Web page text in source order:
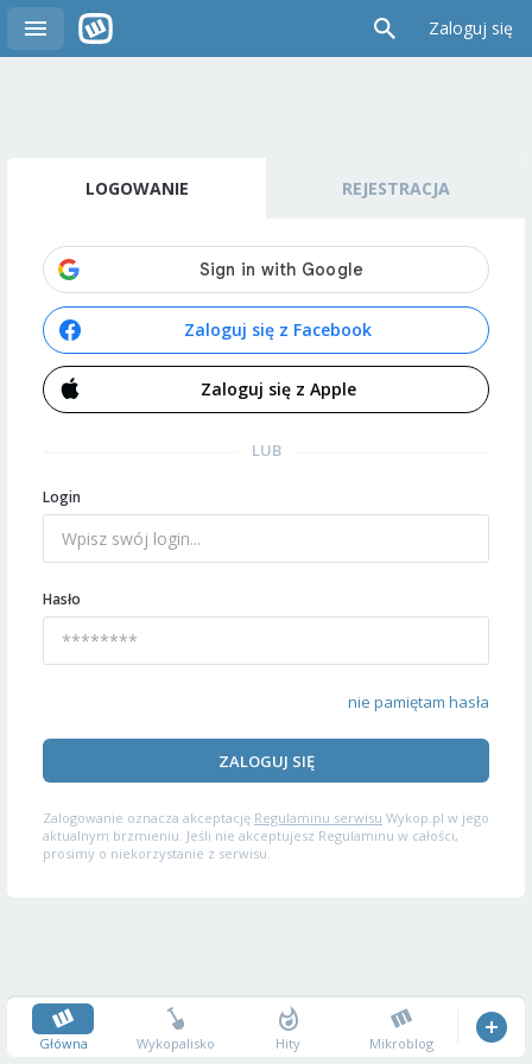
Zaloguj się
LOGOWANIE REJESTRACJA
Zaloguj się z Facebook
Zaloguj się z Apple
LUB
Login
Hasło
nie pamiętam hasła
ZALOGUJ SIĘ
Zalogowanie oznacza akceptację Regulaminu serwisu Wykop.pl w jego
aktualnym brzmieniu. Jeśli nie akceptujesz Regulaminu w całości,
prosimy o niekorzystanie z serwisu.
Główna Wykopalisko Hity Mikroblog